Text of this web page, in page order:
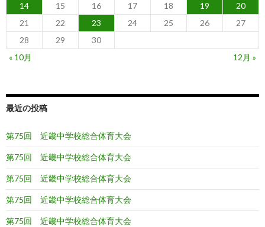
14
15 16 17 18 19
20
21
22 23 24 25 26
27
28
29
30
« 10月
12月 »
最近の投稿
第75回 近畿中学校総合体育大会
第75回 近畿中学校総合体育大会
第75回 近畿中学校総合体育大会
第75回 近畿中学校総合体育大会
第75回 近畿中学校総合体育大会